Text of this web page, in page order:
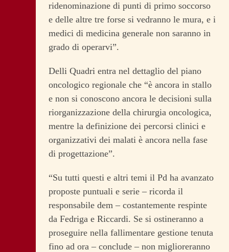
ridenominazione di punti di primo soccorso
e delle altre tre forse si vedranno le mura, e i
medici di medicina generale non saranno in
grado di operarvi”.
Delli Quadri entra nel dettaglio del piano
oncologico regionale che “è ancora in stallo
e non si conoscono ancora le decisioni sulla
riorganizzazione della chirurgia oncologica,
mentre la definizione dei percorsi clinici e
organizzativi dei malati è ancora nella fase
di progettazione”.
“Su tutti questi e altri temi il Pd ha avanzato
proposte puntuali e serie – ricorda il
responsabile dem – costantemente respinte
da Fedriga e Riccardi. Se si ostineranno a
proseguire nella fallimentare gestione tenuta
fino ad ora – conclude – non miglioreranno